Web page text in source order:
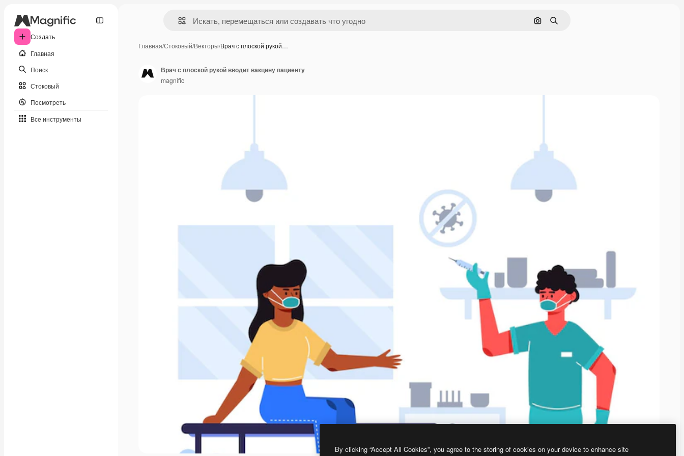
Создать
Главная
Поиск
Стоковый
Посмотреть
Все инструменты
Поиск по изображению
Поиск
Главная/Стоковый/Векторы/Врач с плоской рукой…
Врач с плоской рукой вводит вакцину пациенту
magnific
By clicking “Accept All Cookies”, you agree to the storing of cookies on your device to enhance site